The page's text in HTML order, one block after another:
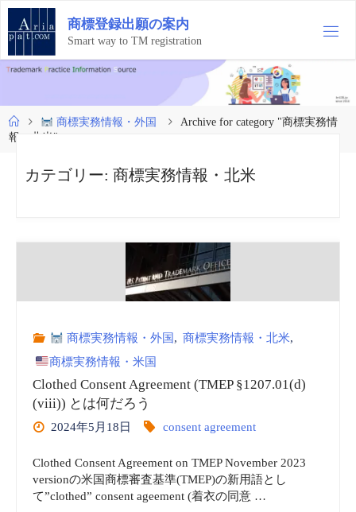
コ
テ
ン
ツ
ス
キ
ッ
商標登録出願の案内
Smart way to TM registration
ホ
商標実務情報・外国
Archive for category "商標実務情
報・北米"
カテゴリー:商標実務情報・北米
商標実務情報・外国, 商標実務情報・北米,
商標実務情報・米国
Clothed Consent Agreement (TMEP §1207.01(d)
(viii)) とは何だろう
2024年5月18日 consent agreement
Clothed Consent Agreement on TMEP November 2023
versionの米国商標審査基準(TMEP)の新用語とし
て”clothed” consent ageement (着衣の同意 …